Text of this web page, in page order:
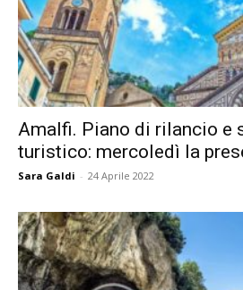
Amalfi. Piano di rilancio e
turistico: mercoledì la
Sara Galdi - 24 Aprile 2022